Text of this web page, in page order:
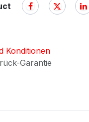
Konditionen
Garantie